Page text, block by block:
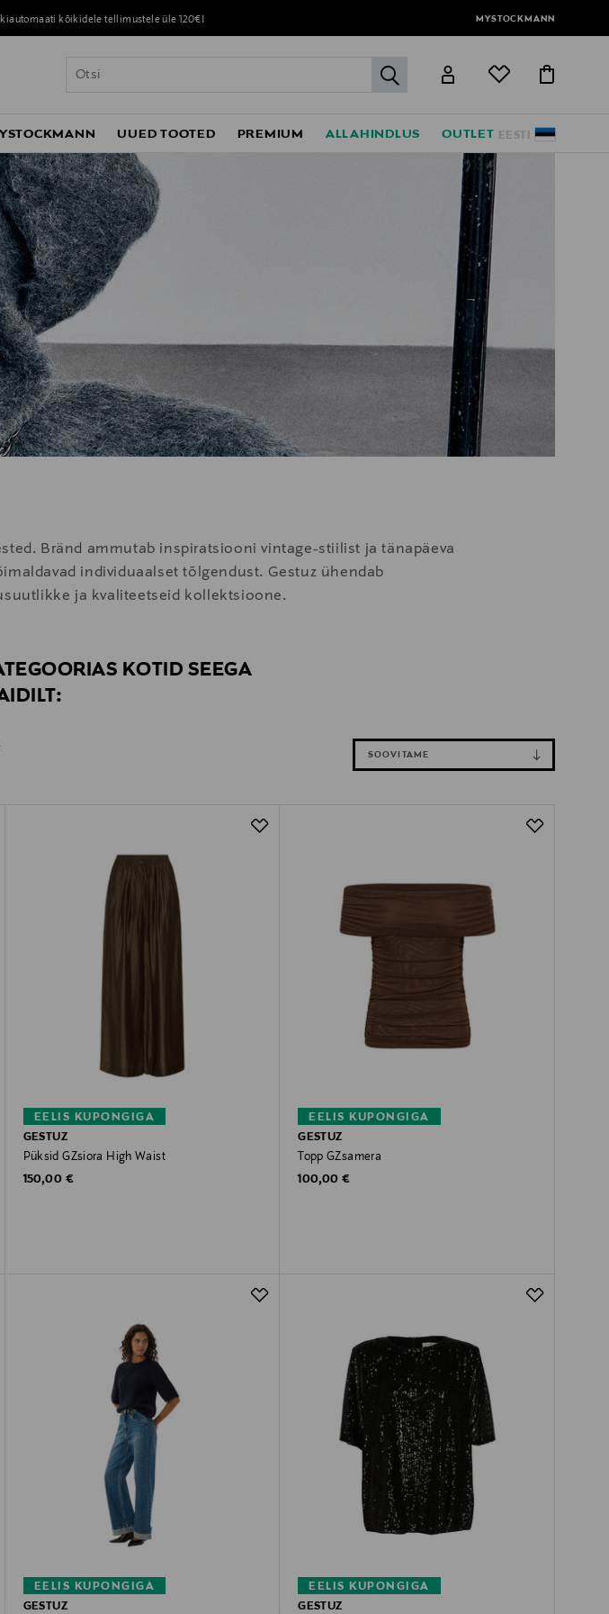
kõikidele tellimustele üle 120€! MYSTOCKMANN
label.header.go
EESTI
UUED TOOTED PREMIUM ALLAHINDLUS OUTLET
Bränd ammutab inspiratsiooni vintage-stiilist ja tänapäeva
individuaalset tõlgendust. Gestuz ühendab
ja kvaliteetseid kollektsioone.
KOTID SEEGA
SOOVITAME
EELIS KUPONGIGA
GESTUZ
Püksid GZsiora High Waist
Original Price
150,00 €
EELIS KUPONGIGA
GESTUZ
Topp GZsamera
Original Price
100,00 €
EELIS KUPONGIGA
GESTUZ
EELIS KUPONGIGA
GESTUZ